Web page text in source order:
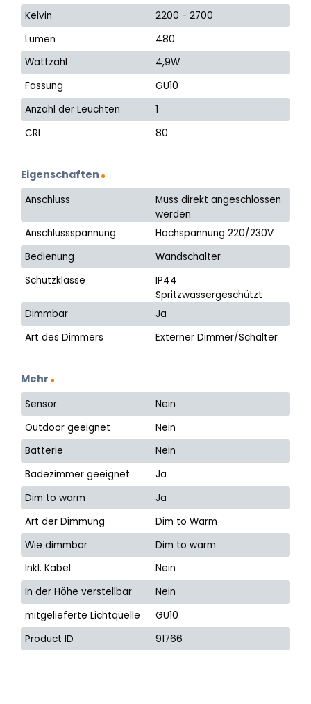
Kelvin
2200 - 2700
Lumen
480
Wattzahl
4,9W
Fassung
GU10
Anzahl der Leuchten
1
CRI
80
Eigenschaften
Anschluss
Muss direkt angeschlossen
werden
Anschlussspannung
Hochspannung 220/230V
Bedienung
Wandschalter
Schutzklasse
IP44
Spritzwassergeschützt
Dimmbar
Ja
Art des Dimmers
Externer Dimmer/Schalter
Mehr
Sensor
Nein
Outdoor geeignet
Nein
Batterie
Nein
Badezimmer geeignet
Ja
Dim to warm
Ja
Art der Dimmung
Dim to Warm
Wie dimmbar
Dim to warm
Inkl. Kabel
Nein
In der Höhe verstellbar
Nein
mitgelieferte Lichtquelle
GU10
Product ID
91766